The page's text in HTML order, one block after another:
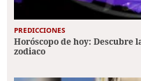
PREDICCIONES
Horóscopo de hoy: Descubre
zodiaco